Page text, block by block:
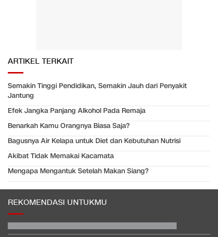
ARTIKEL TERKAIT
Semakin Tinggi Pendidikan, Semakin Jauh dari Penyakit
Jantung
Efek Jangka Panjang Alkohol Pada Remaja
Benarkah Kamu Orangnya Biasa Saja?
Bagusnya Air Kelapa untuk Diet dan Kebutuhan Nutrisi
Akibat Tidak Memakai Kacamata
Mengapa Mengantuk Setelah Makan Siang?
REKOMENDASI UNTUKMU
Trump Ultimatum Iran Buat Nego: Kesempatan Terakhir